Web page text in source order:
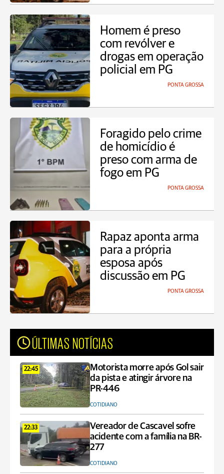
Homem é preso
com revólver e
drogas em operação
policial em PG
PONTA GROSSA
Foragido pelo crime
de homicídio é
preso com arma de
fogo em PG
PONTA GROSSA
Rapaz aponta arma
para a própria
esposa após
discussão em PG
PONTA GROSSA
ÚLTIMAS NOTÍCIAS
22:45
Motorista morre após Gol sair
da pista e atingir árvore na
PR-446
COTIDIANO
22:33
Vereador de Cascavel sofre
acidente com a família na BR-
277
COTIDIANO